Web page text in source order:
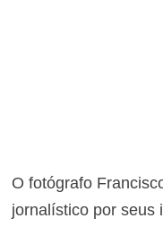
O fotógrafo
jornalístico por seus